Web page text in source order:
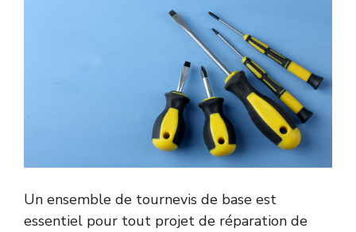
Un ensemble de tournevis de base est
essentiel pour tout projet de réparation de